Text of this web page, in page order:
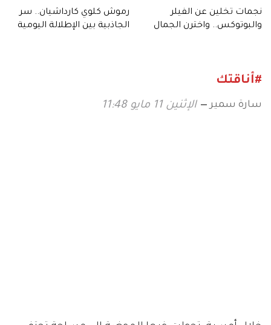
نجمات تخلين عن الفيلر
والبوتوكس.. واخترن الجمال
رموش كلوي كارداشيان.. سر
الجاذبية بين الإطلالة اليومية
#أناقتك
سارة سمير الإثنين 11 مايو 11:48